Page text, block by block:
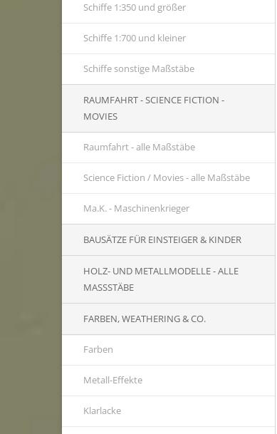
Schiffe 1:350 und größer
Schiffe 1:700 und kleiner
Schiffe sonstige Maßstäbe
RAUMFAHRT - SCIENCE FICTION -
MOVIES
Raumfahrt - alle Maßstäbe
Science Fiction / Movies - alle Maßstäbe
Ma.K. - Maschinenkrieger
BAUSÄTZE FÜR EINSTEIGER & KINDER
HOLZ- UND METALLMODELLE - ALLE
MASSSTÄBE
FARBEN, WEATHERING & CO.
Farben
Metall-Effekte
Klarlacke